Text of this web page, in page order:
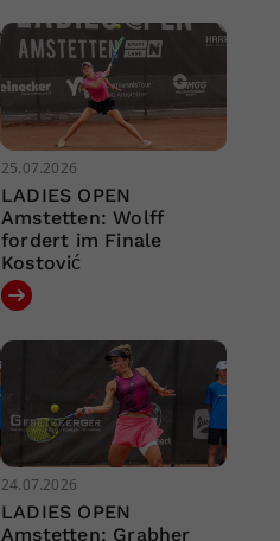
25.07.2026
LADIES OPEN
Amstetten: Wolff
fordert im Finale
Kostović
24.07.2026
LADIES OPEN
Amstetten: Grabher